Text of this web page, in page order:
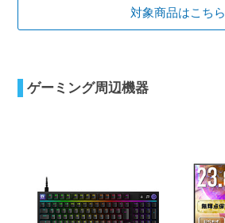
対象商品はこちら
ゲーミング周辺機器